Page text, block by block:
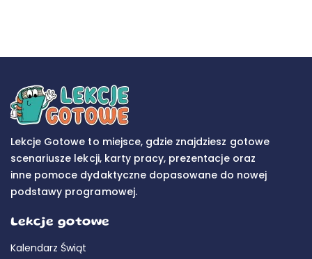
Lekcje Gotowe to miejsce, gdzie znajdziesz gotowe
scenariusze lekcji, karty pracy, prezentacje oraz
inne pomoce dydaktyczne dopasowane do nowej
podstawy programowej.
Lekcje gotowe
Kalendarz Świąt